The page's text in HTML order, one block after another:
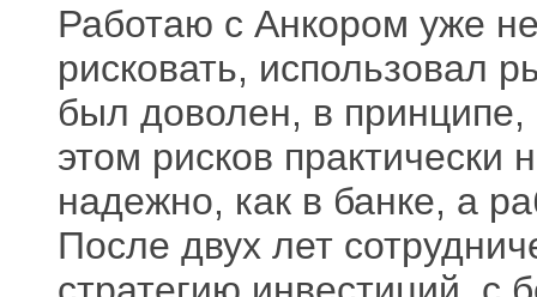
Работаю с Анкором уже
рисковать, использовал
был доволен, в принципе,
этом рисков практически
надежно, как в банке, а
После двух лет